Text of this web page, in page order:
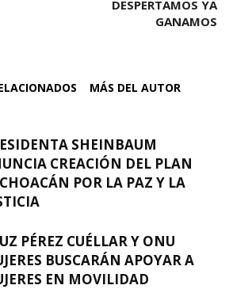
DESPERTAMOS YA
GANAMOS
MÁS DEL AUTOR
SHEINBAUM
CREACIÓN DEL PLAN
POR LA PAZ Y LA
PÉREZ CUÉLLAR Y ONU
BUSCARÁN APOYAR A
EN MOVILIDAD